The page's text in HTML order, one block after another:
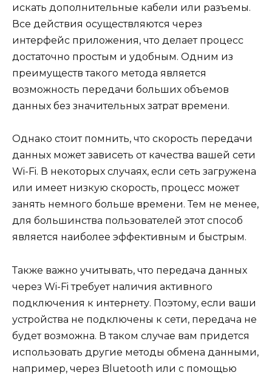
искать дополнительные кабели или разъемы.
Все действия осуществляются через
интерфейс приложения, что делает процесс
достаточно простым и удобным. Одним из
преимуществ такого метода является
возможность передачи больших объемов
данных без значительных затрат времени.
Однако стоит помнить, что скорость передачи
данных может зависеть от качества вашей сети
Wi-Fi. В некоторых случаях, если сеть загружена
или имеет низкую скорость, процесс может
занять немного больше времени. Тем не менее,
для большинства пользователей этот способ
является наиболее эффективным и быстрым.
Также важно учитывать, что передача данных
через Wi-Fi требует наличия активного
подключения к интернету. Поэтому, если ваши
устройства не подключены к сети, передача не
будет возможна. В таком случае вам придется
использовать другие методы обмена данными,
например, через Bluetooth или с помощью